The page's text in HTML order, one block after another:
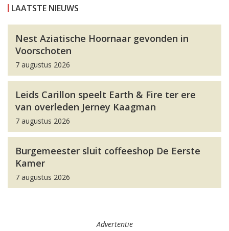
LAATSTE NIEUWS
Nest Aziatische Hoornaar gevonden in
Voorschoten
7 augustus 2026
Leids Carillon speelt Earth & Fire ter ere
van overleden Jerney Kaagman
7 augustus 2026
Burgemeester sluit coffeeshop De Eerste
Kamer
7 augustus 2026
Advertentie